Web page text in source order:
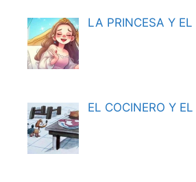
LA PRINCESA Y
EL COCINERO Y EL